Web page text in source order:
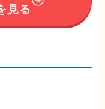
見る